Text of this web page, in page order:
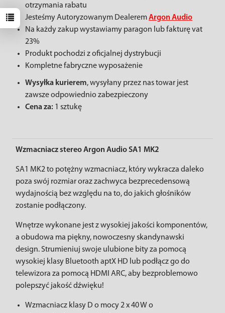
otrzymania rabatu
Jesteśmy Autoryzowanym DealeremArgon Audio
Na każdy zakup wystawiamy paragon lub fakturę vat
23%
Produkt pochodzi z oficjalnej dystrybucji
Kompletne fabryczne wyposażenie
Wysyłka kurierem, wysyłany przez nas towar jest
zawsze odpowiednio zabezpieczony
Cena za: 1 sztukę
Wzmacniacz stereo Argon Audio SA1 MK2
SA1 MK2 to potężny wzmacniacz, który wykracza daleko
poza swój rozmiar oraz zachwyca bezprecedensową
wydajnością bez względu na to, do jakich głośników
zostanie podłączony.
Wnętrze wykonane jest z wysokiej jakości komponentów,
a obudowa ma piękny, nowoczesny skandynawski
design. Strumieniuj swoje ulubione bity za pomocą
wysokiej klasy Bluetooth aptX HD lub podłącz go do
telewizora za pomocą HDMI ARC, aby bezproblemowo
polepszyć jakość dźwięku!
Wzmacniacz klasy D o mocy 2 x 40 W o